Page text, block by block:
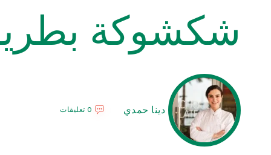
شكشوكة
دينا حمدي 0 تعليقات